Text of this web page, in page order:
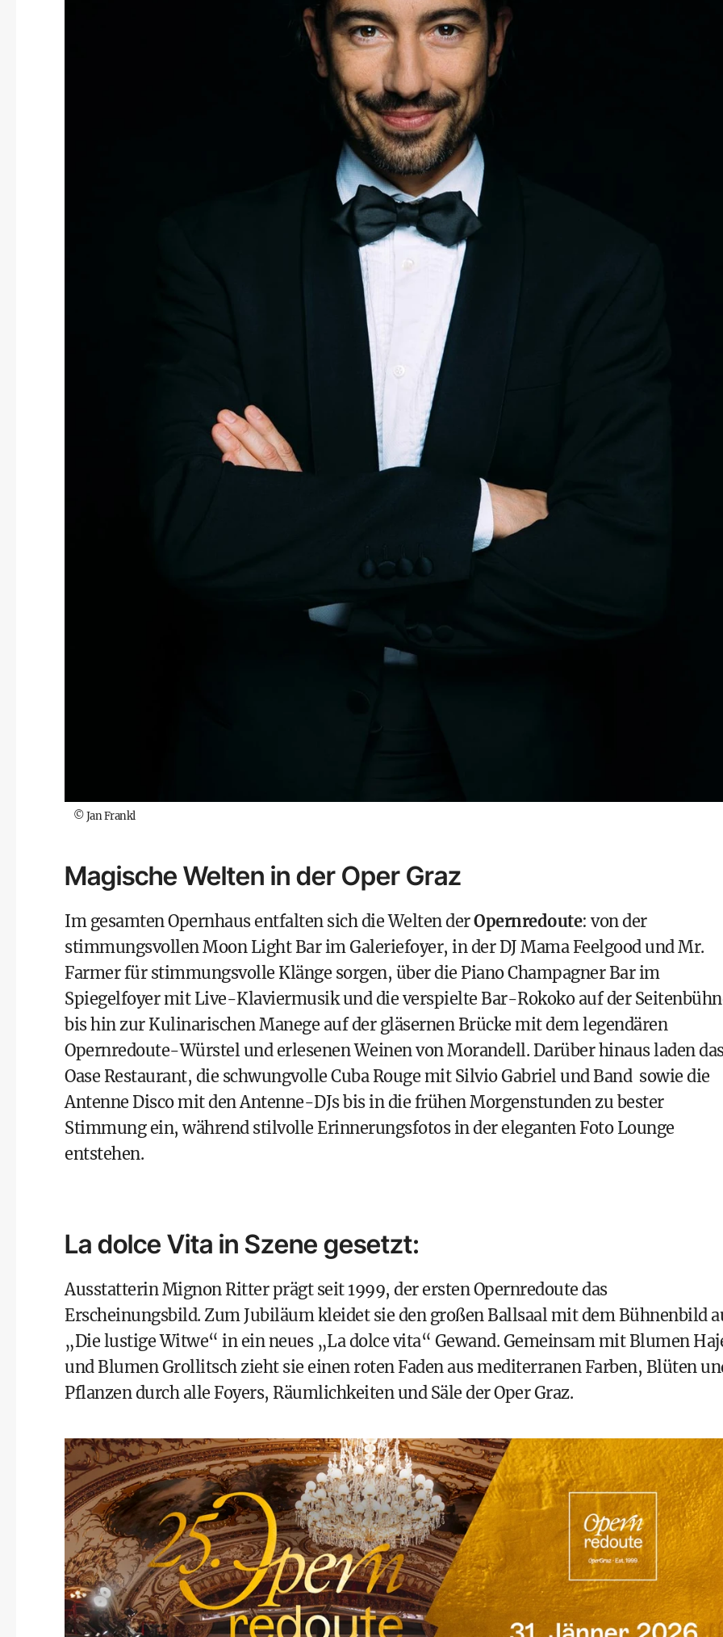
©Jan Frankl
Magische Welten in der Oper Graz
Im gesamten Opernhaus entfalten sich die Welten derOpernredoute: von der
stimmungsvollen Moon Light Bar im Galeriefoyer, in der DJ Mama Feelgood und Mr.
Farmer für stimmungsvolle Klänge sorgen, über die Piano Champagner Bar im
Spiegelfoyer mit Live-Klaviermusik und die verspielte Bar-Rokoko auf der
bis hin zur Kulinarischen Manege auf der gläsernen Brücke mit dem legendären
Opernredoute-Würstel und erlesenen Weinen von Morandell. Darüber hinaus laden
Oase Restaurant, die schwungvolle Cuba Rouge mit Silvio Gabriel und Band sowie die
Antenne Disco mit den Antenne-DJs bis in die frühen Morgenstunden zu bester
Stimmung ein, während stilvolle Erinnerungsfotos in der eleganten Foto Lounge
entstehen.
La dolce Vita in Szene gesetzt:
Ausstatterin Mignon Ritter prägt seit 1999, der ersten Opernredoute das
Erscheinungsbild. Zum Jubiläum kleidet sie den großen Ballsaal mit dem Bühnenbild
„Die lustige Witwe“ in ein neues „La dolce vita“ Gewand. Gemeinsam mit Blumen
und Blumen Grollitsch zieht sie einen roten Faden aus mediterranen Farben, Blüten
Pflanzen durch alle Foyers, Räumlichkeiten und Säle der Oper Graz.